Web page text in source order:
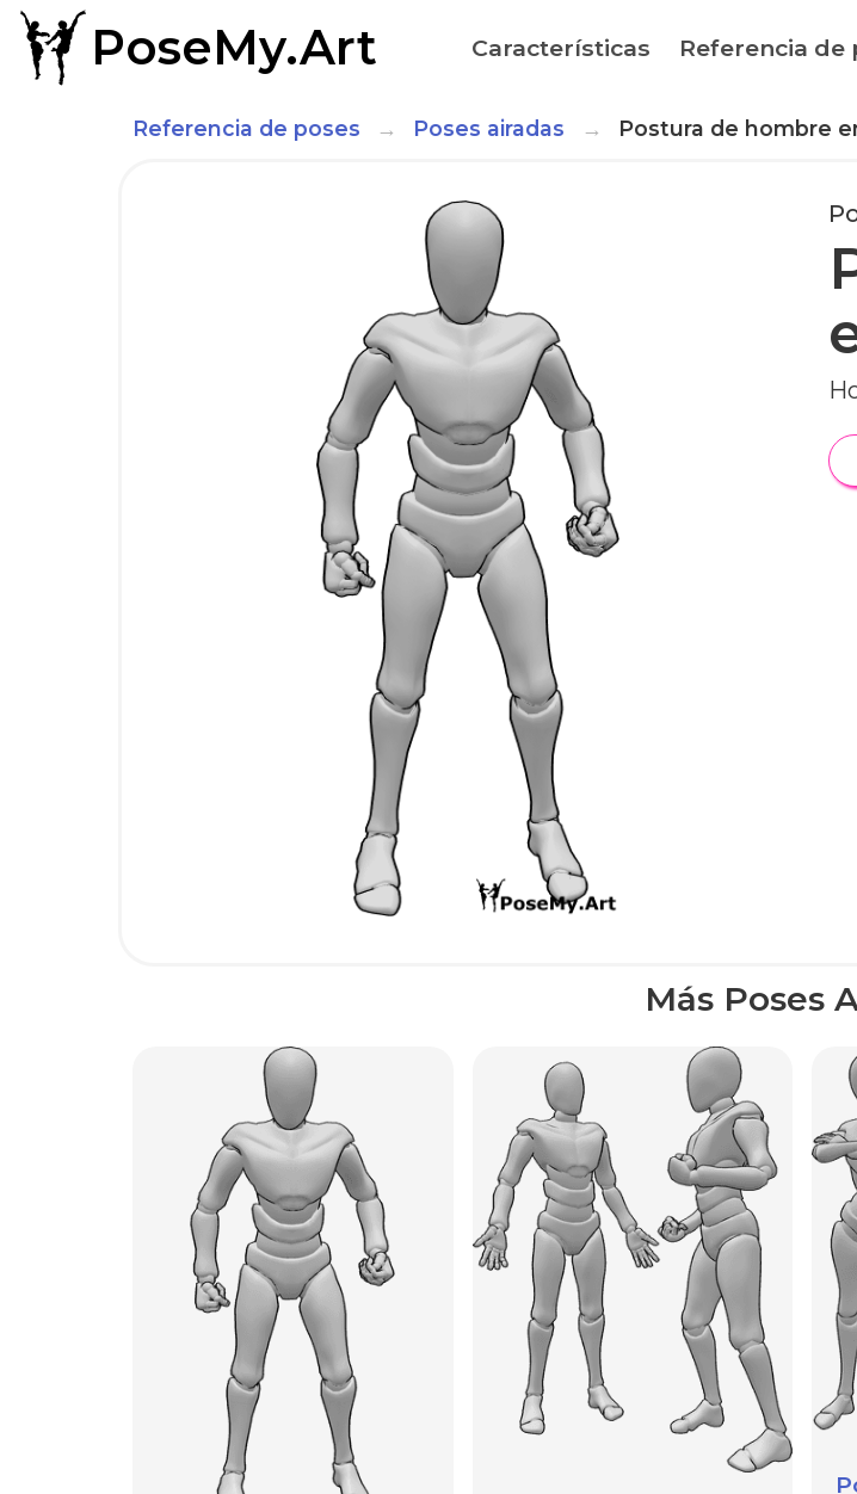
PoseMy.Art Características Referencia de
Referencia de poses Poses airadas Postura de hombre
Más Poses